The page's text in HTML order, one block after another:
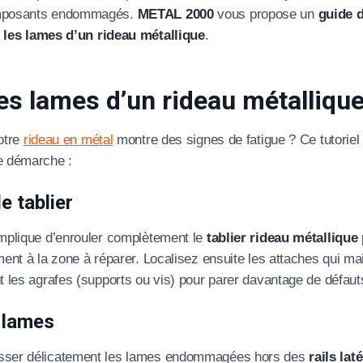
endommagés. METAL 2000vous propose un guide
lames d’un rideau métallique.
lames d’un rideau
rideau en métal montre des signes de fatigue ? Ce
démarche :
tablier
d’enrouler complètement le tablier rideau métallique
à la zone à réparer. Localisez ensuite les attaches qui
les agrafes (supports ou vis) pour parer davantage de
délicatement les lames endommagées hors des rails